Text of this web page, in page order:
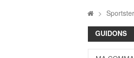
> Sportster
GUIDONS